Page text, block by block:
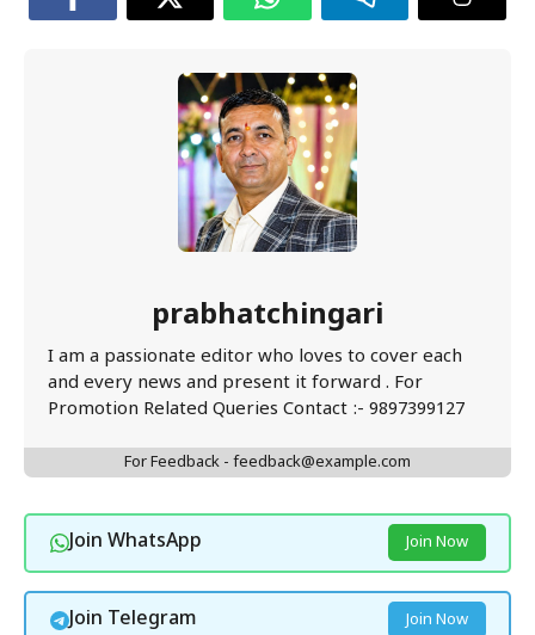
prabhatchingari
I am a passionate editor who loves to cover each
and every news and present it forward . For
Promotion Related Queries Contact :- 9897399127
For Feedback - feedback@example.com
Join WhatsApp Join Now
Join Telegram Join Now